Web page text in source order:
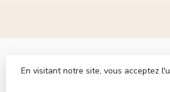
En visitant notre site, vous acceptez